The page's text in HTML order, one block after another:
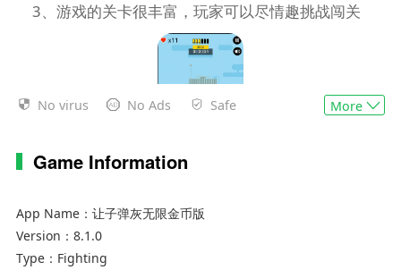
3、游戏的关卡很丰富，玩家可以尽情趣挑战闯关
游戏特色
1、利用你的大脑思考敌人会出现在哪里。
No virus No Ads Safe More
Game Information
App Name： 让子弹灰无限金币版
Version： 8.1.0
Type： Fighting